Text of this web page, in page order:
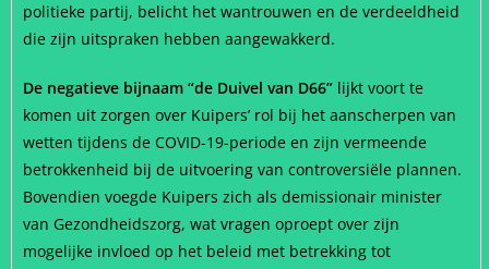
politieke partij, belicht het wantrouwen en de verdeeldheid
die zijn uitspraken hebben aangewakkerd.
De negatieve bijnaam “de Duivel van D66” lijkt voort te
komen uit zorgen over Kuipers’ rol bij het aanscherpen van
wetten tijdens de COVID-19-periode en zijn vermeende
betrokkenheid bij de uitvoering van controversiële plannen.
Bovendien voegde Kuipers zich als demissionair minister
van Gezondheidszorg, wat vragen oproept over zijn
mogelijke invloed op het beleid met betrekking tot